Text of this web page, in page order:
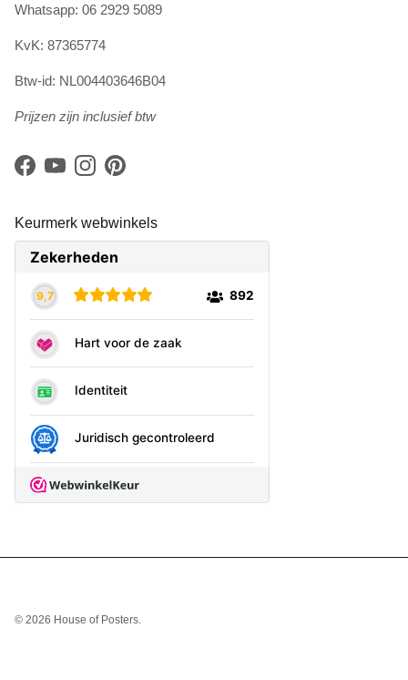
Whatsapp: 06 2929 5089
KvK: 87365774
Btw-id: NL004403646B04
Prijzen zijn inclusief btw
Facebook
YouTubeInstagramPinterest
Keurmerk webwinkels
© 2026 House of Posters.